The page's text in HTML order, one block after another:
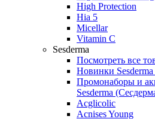
High Protection
Hia 5
Micellar
Vitamin C
Sesderma
Посмотреть все
Новинки Sesderma
Промонаборы и
Sesderma
Acglicolic
Acnises Young